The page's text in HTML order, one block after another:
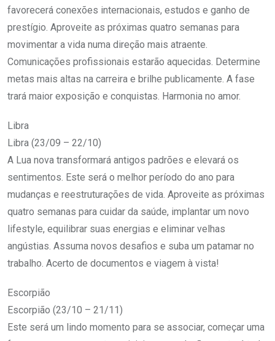
favorecerá conexões internacionais, estudos e ganho de
prestígio. Aproveite as próximas quatro semanas para
movimentar a vida numa direção mais atraente.
Comunicações profissionais estarão aquecidas. Determine
metas mais altas na carreira e brilhe publicamente. A fase
trará maior exposição e conquistas. Harmonia no amor.
Libra
Libra (23/09 – 22/10)
A Lua nova transformará antigos padrões e elevará os
sentimentos. Este será o melhor período do ano para
mudanças e reestruturações de vida. Aproveite as próximas
quatro semanas para cuidar da saúde, implantar um novo
lifestyle, equilibrar suas energias e eliminar velhas
angústias. Assuma novos desafios e suba um patamar no
trabalho. Acerto de documentos e viagem à vista!
Escorpião
Escorpião (23/10 – 21/11)
Este será um lindo momento para se associar, começar uma